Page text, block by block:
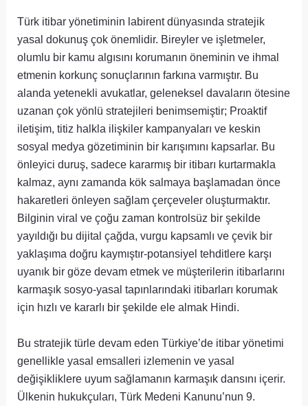
Türk itibar yönetiminin labirent dünyasında stratejik
yasal dokunuş çok önemlidir. Bireyler ve işletmeler,
olumlu bir kamu algısını korumanın öneminin ve ihmal
etmenin korkunç sonuçlarının farkına varmıştır. Bu
alanda yetenekli avukatlar, geleneksel davaların ötesine
uzanan çok yönlü stratejileri benimsemiştir; Proaktif
iletişim, titiz halkla ilişkiler kampanyaları ve keskin
sosyal medya gözetiminin bir karışımını kapsarlar. Bu
önleyici duruş, sadece kararmış bir itibarı kurtarmakla
kalmaz, aynı zamanda kök salmaya başlamadan önce
hakaretleri önleyen sağlam çerçeveler oluşturmaktır.
Bilginin viral ve çoğu zaman kontrolsüz bir şekilde
yayıldığı bu dijital çağda, vurgu kapsamlı ve çevik bir
yaklaşıma doğru kaymıştır-potansiyel tehditlere karşı
uyanık bir göze devam etmek ve müşterilerin itibarlarını
karmaşık sosyo-yasal tapınlarındaki itibarları korumak
için hızlı ve kararlı bir şekilde ele almak Hindi.
Bu stratejik türle devam eden Türkiye’de itibar yönetimi
genellikle yasal emsalleri izlemenin ve yasal
değişikliklere uyum sağlamanın karmaşık dansını içerir.
Ülkenin hukukçuları, Türk Medeni Kanunu’nun 9.